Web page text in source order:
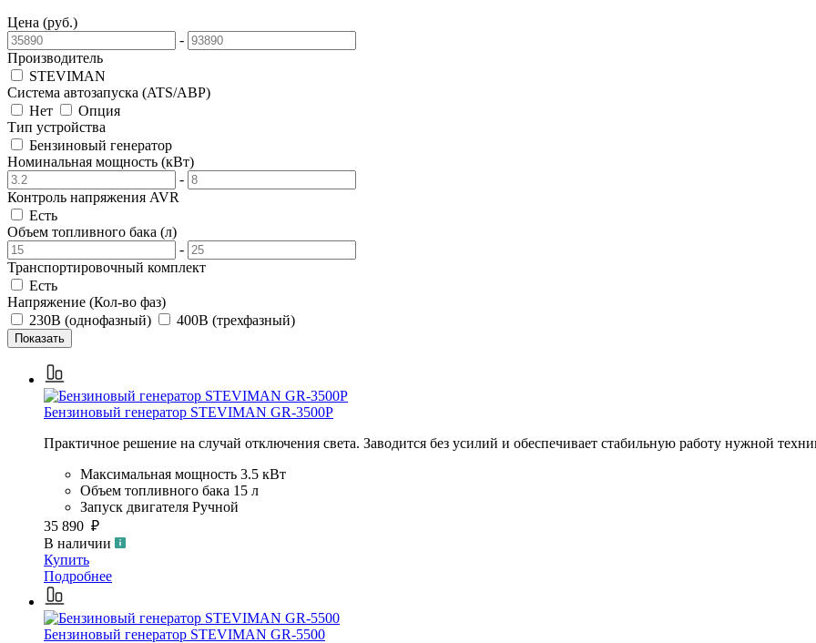
Цена (руб.)
-
Производитель
STEVIMAN
Система автозапуска (ATS/АВР)
Нет
Опция
Тип устройства
Бензиновый генератор
Номинальная мощность (кВт)
-
Контроль напряжения AVR
Есть
Объем топливного бака (л)
-
Транспортировочный комплект
Есть
Напряжение (Кол-во фаз)
230В (однофазный)
400В (трехфазный)
Бензиновый генератор STEVIMAN GR-3500P
Практичное решение на случай отключения света. Заводится без усилий и обеспечивает стабильную работу нужной
Максимальная мощность 3.5 кВт
Объем топливного бака 15 л
Запуск двигателя Ручной
35 890 ₽
В наличии
Купить
Подробнее
Бензиновый генератор STEVIMAN GR-5500